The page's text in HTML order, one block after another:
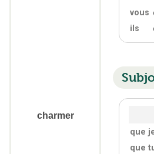
charmer
vous
ils
que
que